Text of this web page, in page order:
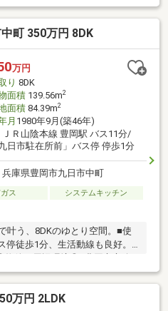
店：徒歩4分（270ｍ）豊岡高
馬信用金庫豊岡西支店：徒歩約
戸建／※現況渡し現地案内随時
い合わせください。
町 350万円 8DK
万円
り 8DK
面積139.56m2
面積84.39m2
月 1980年9月(築46年)
ＪＲ山陰本線 豊岡駅 バス11分/
九日市駐在所前」バス停 停歩1分
兵庫県豊岡市九日市中町
ス
システムキッチン
う、8DKのゆとり空間。■使
徒歩1分、生活動線も良好。■
件の周辺環境◎■豊岡市立八
岡南中学校：徒歩約22分■フレ
徒歩約4分■ファミリーマート
不動産◆当日の内覧・ご見学
万円 2LDK